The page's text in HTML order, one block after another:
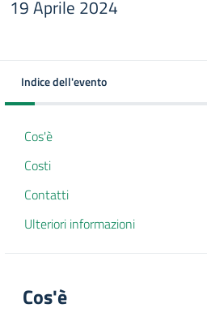
19 Aprile 2024
Indice dell'evento
Cos'è
Costi
Contatti
Ulteriori informazioni
Cos'è